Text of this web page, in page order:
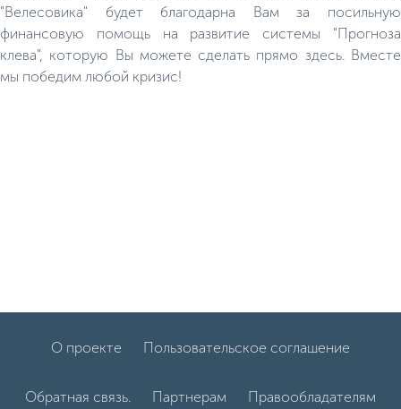
"Велесовика" будет благодарна Вам за посильную
финансовую помощь на развитие системы "Прогноза
клева", которую Вы можете сделать прямо здесь. Вместе
мы победим любой кризис!
О проекте Пользовательское соглашение
Обратная связь. Партнерам Правообладателям